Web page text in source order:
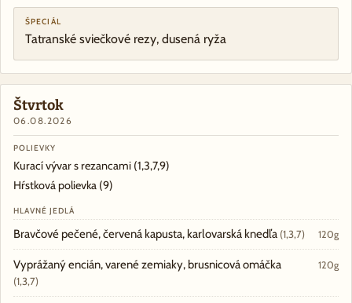
ŠPECIÁL
Tatranské sviečkové rezy, dusená ryža
Štvrtok
06.08.2026
POLIEVKY
Kurací vývar s rezancami (1,3,7,9)
Hŕstková polievka (9)
HLAVNÉ JEDLÁ
Bravčové pečené, červená kapusta, karlovarská knedľa (1,3,7) 120g
Vyprážaný encián, varené zemiaky, brusnicová omáčka
(1,3,7)
120g